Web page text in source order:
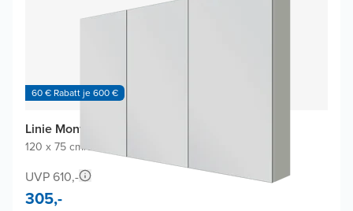
60 € Rabatt je 600 €
Linie Montro Spiegelschrank
120 x 75 cm|Greige
UVP 610,-
305,-